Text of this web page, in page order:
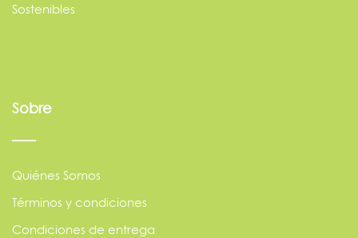
Sostenibles
Sobre
Quiénes Somos
Términos y condiciones
Condiciones de entrega